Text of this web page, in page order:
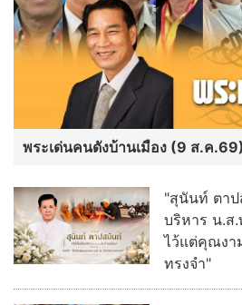
พระเด่นคนดังบ้านเมือง (9 ส.ค.69)
"สุนันท์ ตา
บริหาร น.ส.
ไว้แต่คุณงา
ทรงจำ"